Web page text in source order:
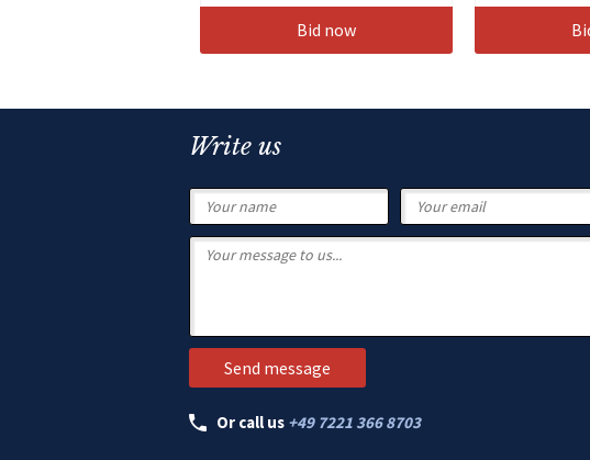
Bid now
Write us
Or call us +49 7221 366 8703